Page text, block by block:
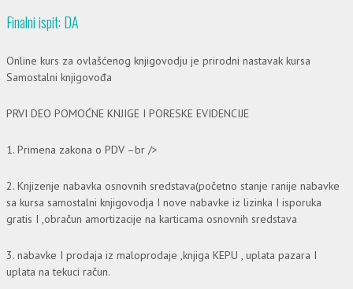
Finalni ispit: DA
Online kurs za ovlašćenog knjigovodju je prirodni nastavak kursa
Samostalni knjigovođa
PRVI DEO POMOĆNE KNJIGE I PORESKE EVIDENCIJE
1. Primena zakona o PDV –br />
2. Knjizenje nabavka osnovnih sredstava(početno stanje ranije nabavke
sa kursa samostalni knjigovodja I nove nabavke iz lizinka I isporuka
gratis I ,obračun amortizacije na karticama osnovnih sredstava
3. nabavke I prodaja iz maloprodaje ,knjiga KEPU , uplata pazara I
uplata na tekuci račun.